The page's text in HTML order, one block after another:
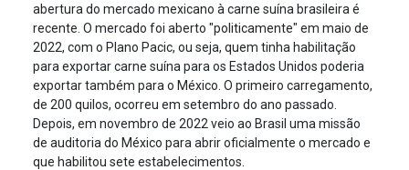
abertura do mercado mexicano à carne suína brasileira é
recente. O mercado foi aberto "politicamente" em maio de
2022, com o Plano Pacic, ou seja, quem tinha habilitação
para exportar carne suína para os Estados Unidos poderia
exportar também para o México. O primeiro carregamento,
de 200 quilos, ocorreu em setembro do ano passado.
Depois, em novembro de 2022 veio ao Brasil uma missão
de auditoria do México para abrir oficialmente o mercado e
que habilitou sete estabelecimentos.